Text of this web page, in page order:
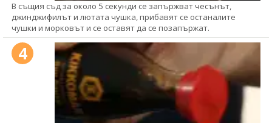
В същия съд за около 5 секунди се запържват чесънът,
джинджифилът и лютата чушка, прибавят се останалите
чушки и морковът и се оставят да се позапържат.
4